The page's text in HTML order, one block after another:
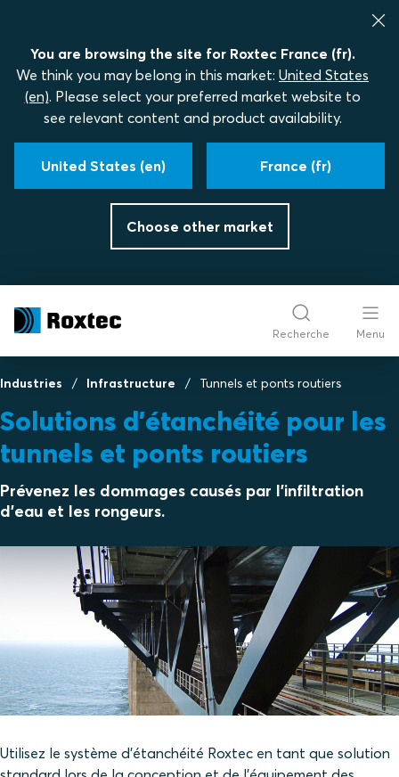
You are browsing the site for Roxtec France (fr).
We think you may belong in this market: United States
(en). Please select your preferred market website to
see relevant content and product availability.
United States (en) France (fr)
Choose other market
Recherche Menu
Industries Infrastructure Tunnels et ponts routiers
Solutions d'étanchéité pour les
tunnels et ponts routiers
Prévenez les dommages causés par l'infiltration
d'eau et les rongeurs.
Utilisez le système d'étanchéité Roxtec en tant que solution